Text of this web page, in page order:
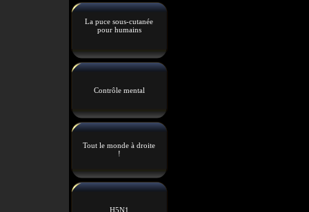
La puce sous-cutanée
pour humains
Contrôle mental
Tout le monde à droite
!
H5N1